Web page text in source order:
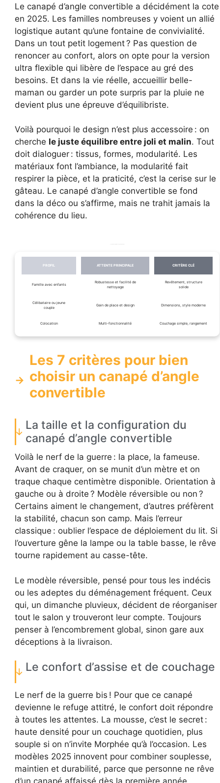
Le canapé d’angle convertible a décidément la cote
en 2025. Les familles nombreuses y voient un allié
logistique autant qu’une fontaine de convivialité.
Dans un tout petit logement ? Pas question de
renoncer au confort, alors on opte pour la version
ultra flexible qui libère de l’espace au gré des
besoins. Et dans la vie réelle, accueillir belle-
maman ou garder un pote surpris par la pluie ne
devient plus une épreuve d’équilibriste.
Voilà pourquoi le design n’est plus accessoire : on
cherche le juste équilibre entre joli et malin. Tout
doit dialoguer : tissus, formes, modularité. Les
matériaux font l’ambiance, la modularité fait
respirer la pièce, et la praticité, c’est la cerise sur le
gâteau. Le canapé d’angle convertible se fond
dans la déco ou s’affirme, mais ne trahit jamais la
cohérence du lieu.
PROFIL ATTENTE PRINCIPALE CRITÈRE CLÉ
Famille avec enfants
Robustesse et facilité de
nettoyage
Revêtement, structure
solide
Célibataire ou jeune
couple
Gain de place et design Dimensions, style moderne
Colocation Multi-fonctionnalité Couchage simple, rangement
Les 7 critères pour bien
choisir un canapé d’angle
convertible
La taille et la configuration du
canapé d’angle convertible
Voilà le nerf de la guerre : la place, la fameuse.
Avant de craquer, on se munit d’un mètre et on
traque chaque centimètre disponible. Orientation à
gauche ou à droite ? Modèle réversible ou non ?
Certains aiment le changement, d’autres préfèrent
la stabilité, chacun son camp. Mais l’erreur
classique : oublier l’espace de déploiement du lit. Si
l’ouverture gêne la lampe ou la table basse, le rêve
tourne rapidement au casse-tête.
Le modèle réversible, pensé pour tous les indécis
ou les adeptes du déménagement fréquent. Ceux
qui, un dimanche pluvieux, décident de réorganiser
tout le salon y trouveront leur compte. Toujours
penser à l’encombrement global, sinon gare aux
déceptions à la livraison.
Le confort d’assise et de couchage
Le nerf de la guerre bis ! Pour que ce canapé
devienne le refuge attitré, le confort doit répondre
à toutes les attentes. La mousse, c’est le secret :
haute densité pour un couchage quotidien, plus
souple si on n’invite Morphée qu’à l’occasion. Les
modèles 2025 innovent pour combiner souplesse,
maintien et durabilité, parce que personne ne rêve